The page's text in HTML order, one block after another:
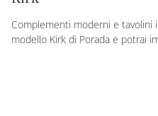
Complementi moderni e tavolini
modello Kirk di Porada e potrai